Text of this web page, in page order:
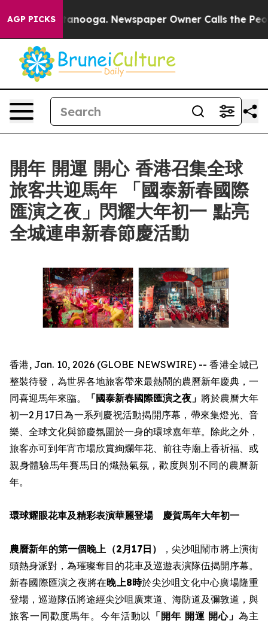
AGP PICKS
Chattanooga. Newspaper Owner Calls the People
開年 開運 開心 香港召集全球
旅客共迎馬年 「國泰新春國際
匯演之夜」閃耀大年初一 點亮
全城連串新春節慶活動
香港, Jan. 10, 2026 (GLOBE NEWSWIRE) -- 香港全城已
整裝待發，為世界各地旅客帶來最熱鬧的農曆新年慶典，一
同喜迎馬年來臨。
「國泰新春國際匯演之夜」 將於農曆大年
初一2月17日為一系列慶祝活動揭開序幕，帶來集燈光、音
樂、全球文化與節慶氛圍於一身的環球嘉年華。除此之外，
旅客亦可到年宵市場欣賞絢爛年花、前往寺廟上香祈福、或
親身體驗馬年賽馬日的熾熱氣氛，歡度與別不同的農曆新
年。
環球耀眼花車及精彩表演華麗登場 慶賀馬年大年初一
農曆新年的第一個晚上（2月17日）
，尖沙咀鬧市將上演街
頭熱身派對，為璀璨奪目的花車及巡遊表演隊伍揭開序幕。
新春國際匯演之夜將在晚上8時於尖沙咀文化中心廣場隆重
登場，巡遊隊伍將途經尖沙咀廣東道、海防道及彌敦道，與
旅客一同歡度馬年。今年活動以 「開年 開運 開心」為主